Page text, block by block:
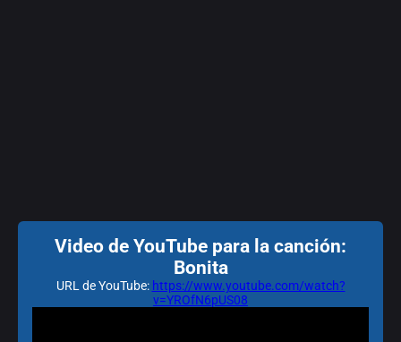
Video de YouTube para la canción:
Bonita
URL de YouTube: https://www.youtube.com/watch?
v=YROfN6pUS08